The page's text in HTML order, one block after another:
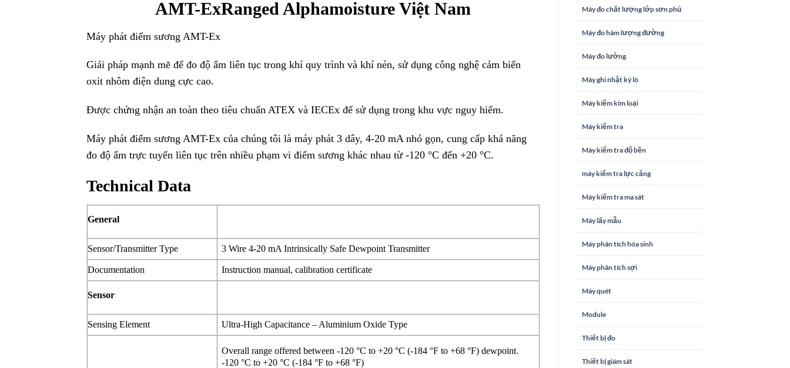
Máy đo chất lượng lớp sơn phủ
Máy đo hàm lượng đường
Máy đo lường
Máy ghi nhật ký lò
Máy kiểm kim loại
Máy kiểm tra
Máy kiểm tra độ bền
máy kiểm tra lực căng
Máy kiểm tra ma sát
Máy lấy mẫu
Máy phân tích hóa sinh
Máy phân tích sợi
Máy quét
Module
Thiết bị đo
Thiết bị giám sát
AMT-ExRanged Alphamoisture Việt Nam
Máy phát điểm sương AMT-Ex
Giải pháp mạnh mẽ để đo độ ẩm liên tục trong khí quy trình và khí nén, sử dụng công nghệ cảm biến
oxit nhôm điện dung cực cao.
Được chứng nhận an toàn theo tiêu chuẩn ATEX và IECEx để sử dụng trong khu vực nguy hiểm.
Máy phát điểm sương AMT-Ex của chúng tôi là máy phát 3 dây, 4-20 mA nhỏ gọn, cung cấp khả năng
đo độ ẩm trực tuyến liên tục trên nhiều phạm vi điểm sương khác nhau từ -120 °C đến +20 °C.
Technical Data
General
Sensor/Transmitter Type 3 Wire 4-20 mA Intrinsically Safe Dewpoint Transmitter
Documentation Instruction manual, calibration certificate
Sensor
Sensing Element Ultra-High Capacitance – Aluminium Oxide Type
Overall range offered between -120 °C to +20 °C (-184 °F to +68 °F) dewpoint.
-120 °C to +20 °C (-184 °F to +68 °F)